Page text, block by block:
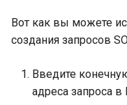
Вот как вы можете
создания запросов
Введите
адреса запроса в